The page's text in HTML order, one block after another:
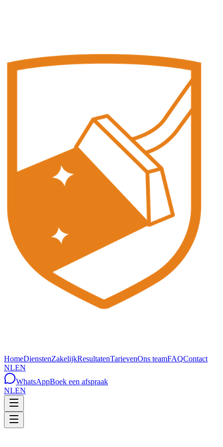
HomeDienstenZakelijkResultatenTarievenOns teamFAQContact
NLEN
WhatsAppBoek een afspraak
NLEN